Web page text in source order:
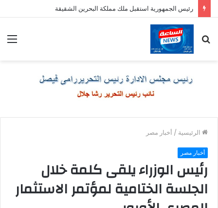
رئيس الجمهورية استقبل ملك مملكة البحرين الشقيقة
عن
الرئيسية / أخبار مصر
أخبار مصر
رئيس الوزراء يلقى كلمة خلال
الجلسة الختامية لمؤتمر الاستثمار